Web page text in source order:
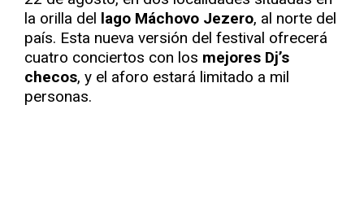
la orilla del lago Máchovo Jezero, al norte del
país. Esta nueva versión del festival ofrecerá
cuatro conciertos con los mejores Dj’s
checos, y el aforo estará limitado a mil
personas.